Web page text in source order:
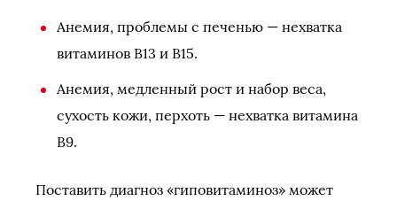
Анемия, проблемы с печенью — нехватка
витаминов В13 и В15.
Анемия, медленный рост и набор веса,
сухость кожи, перхоть — нехватка витамина
В9.
Поставить диагноз «гиповитаминоз» может